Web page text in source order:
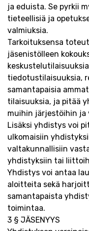
ja eduista. Se pyrkii
tieteellisiä ja
valmiuksia.
Tarkoituksensa
jäsenistölleen
tiedotustilaisuuksia,
samantapaisia
tilaisuuksia, ja pitää
muihin järjestöihin ja
Lisäksi yhdistys voi
ulkomaisiin
valtakunnallisiin
yhdistyksiin tai
Yhdistys voi antaa
aloitteita sekä
samantapaista
toimintaa.
3 § JÄSENYYS